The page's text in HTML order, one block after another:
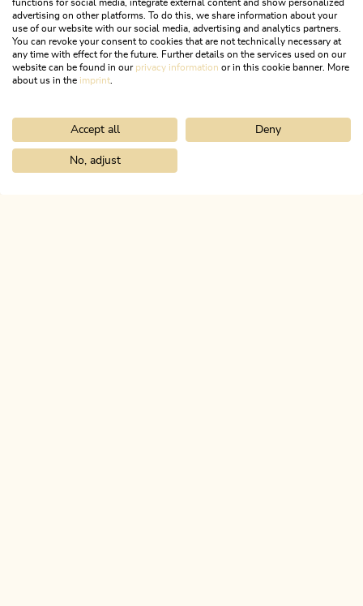
18. März 2023
Wo gibt's den besten
Die kühlsten Plätze an heißen Tagen
functions for social media, integrate external content and show personalized
advertising on other platforms. To do this, we share information about your
use of our website with our social media, advertising and analytics partners.
You can revoke your consent to cookies that are not technically necessary at
any time with effect for the future. Further details on the services used on our
website can be found in our privacy information or in this cookie banner. More
about us in the imprint
Accept all Deny
No, adjust